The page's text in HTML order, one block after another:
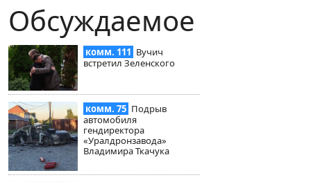
Обсуждаемое
комм. 111 Вучич
встретил Зеленского
комм. 75 Подрыв
автомобиля
гендиректора
«Уралдронзавода»
Владимира Ткачука